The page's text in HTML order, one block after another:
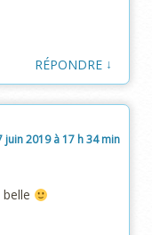
RÉPONDRE ↓
juin 2019 à 17 h 34 min